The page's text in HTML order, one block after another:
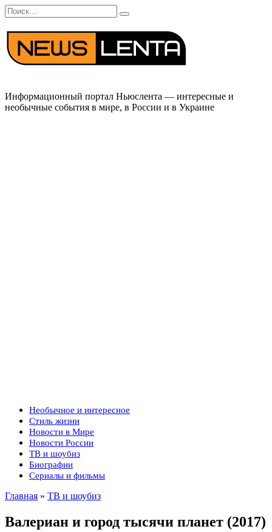
Перейти
к
содержанию
Search
for:
Информационный портал Ньюслента — интересные и
необычные события в мире, в России и в Украине
Необычное и интересное
Стиль жизни
Новости в Мире
Новости России
ТВ и шоубиз
Биографии
Сериалы и фильмы
Главная » ТВ и шоубиз
Валериан и город тысячи планет (2017)